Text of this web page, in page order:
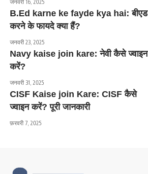
जनवरी 16, 2025
B.Ed karne ke fayde kya hai: बीएड
करने के फायदे क्या हैं?
जनवरी 23, 2025
Navy kaise join kare: नेवी कैसे ज्वाइन
करें?
जनवरी 31, 2025
CISF Kaise join Kare: CISF कैसे
ज्वाइन करें? पूरी जानकारी
फ़रवरी 7, 2025